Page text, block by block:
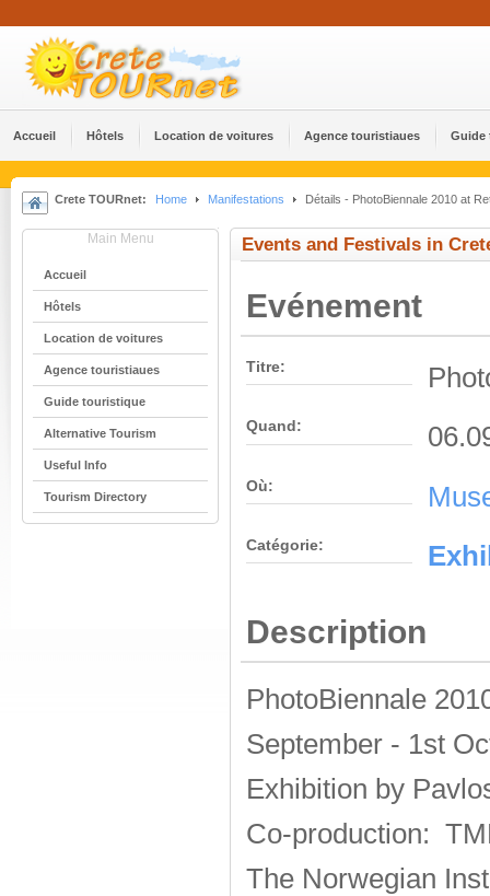
Accueil Hôtels Location de voitures Agence touristiaues Guide
Crete TOURnet: Home Manifestations Détails - PhotoBiennale 2010 at
Main Menu
Accueil
Hôtels
Location de voitures
Agence touristiaues
Guide touristique
Alternative Tourism
Useful Info
Tourism Directory
Events and Festivals in
Evénement
Titre:
Quand:
Où:
Catégorie:
Description
PhotoBiennale
September - 1st
Exhibition by
Co-production:
The Norwegian